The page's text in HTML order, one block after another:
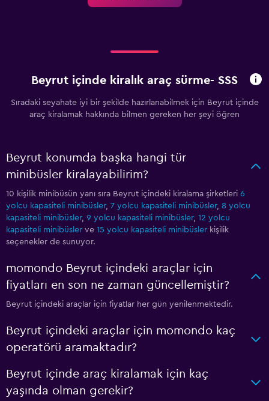
Beyrut içinde kiralık araç sürme- SSS
Sıradaki seyahate iyi bir şekilde hazırlanabilmek için Beyrut içinde
araç kiralamak hakkında bilmen gereken her şeyi öğren
Beyrut konumda başka hangi tür
minibüsler kiralayabilirim?
10 kişilik minibüsün yanı sıra Beyrut içindeki kiralama şirketleri 6
yolcu kapasiteli minibüsler, 7 yolcu kapasiteli minibüsler, 8 yolcu
kapasiteli minibüsler, 9 yolcu kapasiteli minibüsler, 12 yolcu
kapasiteli minibüsler ve 15 yolcu kapasiteli minibüsler kişilik
seçenekler de sunuyor.
momondo Beyrut içindeki araçlar için
fiyatları en son ne zaman güncellemiştir?
Beyrut içindeki araçlar için fiyatlar her gün yenilenmektedir.
Beyrut içindeki araçlar için momondo kaç
operatörü aramaktadır?
Beyrut içinde araç kiralamak için kaç
yaşında olman gerekir?